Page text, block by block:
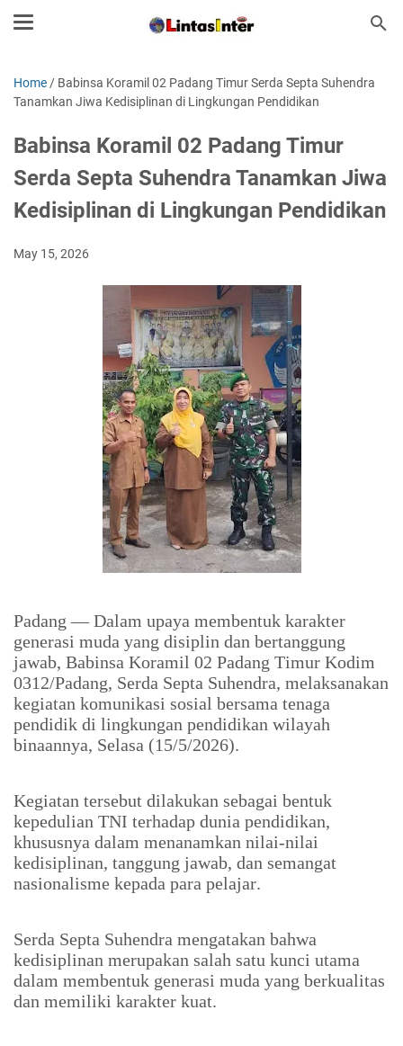
Home / Babinsa Koramil 02 Padang Timur Serda Septa Suhendra
Tanamkan Jiwa Kedisiplinan di Lingkungan Pendidikan
Babinsa Koramil 02 Padang Timur
Serda Septa Suhendra Tanamkan Jiwa
Kedisiplinan di Lingkungan Pendidikan
May 15, 2026
Padang — Dalam upaya membentuk karakter
generasi muda yang disiplin dan bertanggung
jawab, Babinsa Koramil 02 Padang Timur Kodim
0312/Padang, Serda Septa Suhendra, melaksanakan
kegiatan komunikasi sosial bersama tenaga
pendidik di lingkungan pendidikan wilayah
binaannya, Selasa (15/5/2026).
Kegiatan tersebut dilakukan sebagai bentuk
kepedulian TNI terhadap dunia pendidikan,
khususnya dalam menanamkan nilai-nilai
kedisiplinan, tanggung jawab, dan semangat
nasionalisme kepada para pelajar.
Serda Septa Suhendra mengatakan bahwa
kedisiplinan merupakan salah satu kunci utama
dalam membentuk generasi muda yang berkualitas
dan memiliki karakter kuat.